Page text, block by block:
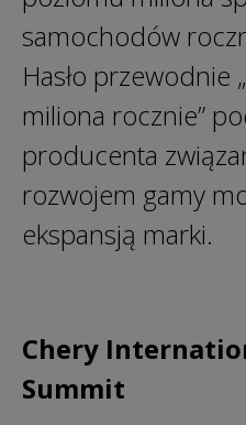
samochodów
Hasło przewodnie
miliona rocznie”
producenta
rozwojem gamy
ekspansją marki.
Chery
Summit